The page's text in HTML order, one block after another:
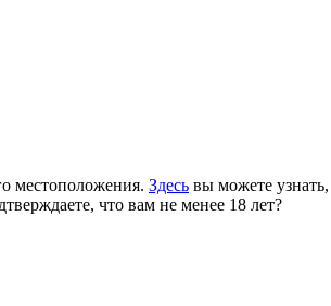
местоположения. Здесь вы можете
что вам не менее 18 лет?